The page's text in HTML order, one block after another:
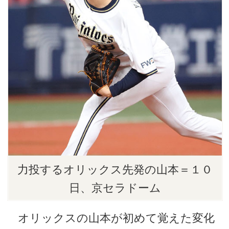
力投するオリックス先発の山本＝１０
日、京セラドーム
オリックスの山本が初めて覚えた変化